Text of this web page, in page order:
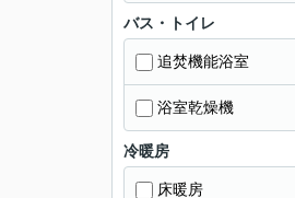
バス・トイレ
追焚機能浴室
浴室乾燥機
冷暖房
床暖房